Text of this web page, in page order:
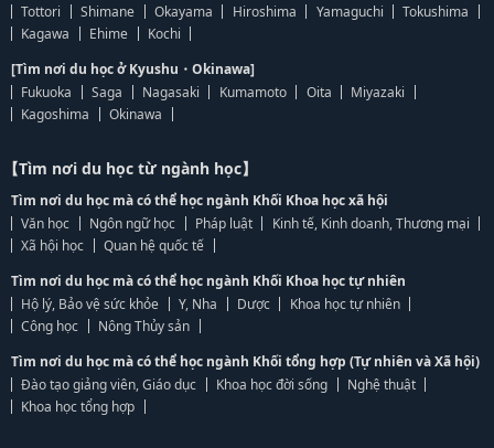
Tottori
Shimane Okayama Hiroshima Yamaguchi
Tokushima
Kagawa
Ehime
Kochi
[Tìm nơi du học ở Kyushu・Okinawa]
Fukuoka
Saga Nagasaki Kumamoto Oita
Miyazaki
Kagoshima
Okinawa
【Tìm nơi du học từ ngành học】
Tìm nơi du học mà có thể học ngành Khối Khoa học xã hội
Văn học
Ngôn ngữ học Pháp luật
Kinh tế, Kinh doanh, Thương mại
Xã hội học
Quan hệ quốc tế
Tìm nơi du học mà có thể học ngành Khối Khoa học tự nhiên
Hộ lý, Bảo vệ sức khỏe
Y, Nha Dược
Khoa học tự nhiên
Công học
Nông Thủy sản
Tìm nơi du học mà có thể học ngành Khối tổng hợp (Tự nhiên và Xã hội)
Đào tạo giảng viên, Giáo dục
Khoa học đời sống
Nghệ thuật
Khoa học tổng hợp